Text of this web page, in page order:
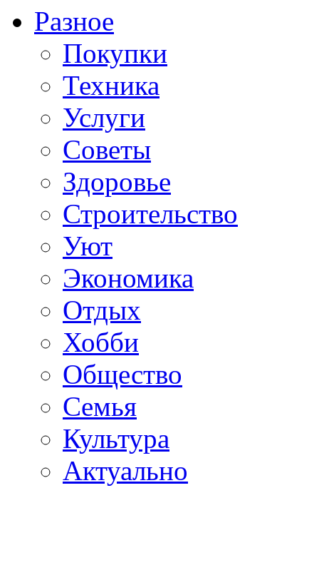
Разное
Покупки
Техника
Услуги
Советы
Здоровье
Строительство
Уют
Экономика
Отдых
Хобби
Общество
Семья
Культура
Актуально